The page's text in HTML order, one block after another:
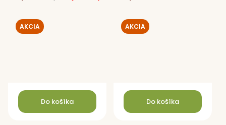
AKCIA
Do košíka
AKCIA
Do košíka